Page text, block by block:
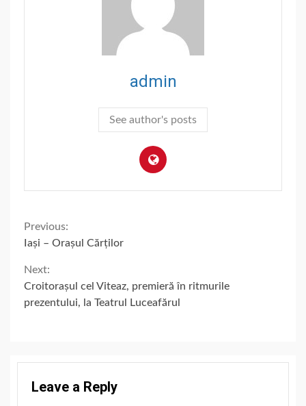
admin
See author's posts
Continue
Reading
Previous:
Iași – Orașul Cărților
Next:
Croitorașul cel Viteaz, premieră în ritmurile
prezentului, la Teatrul Luceafărul
Leave a Reply